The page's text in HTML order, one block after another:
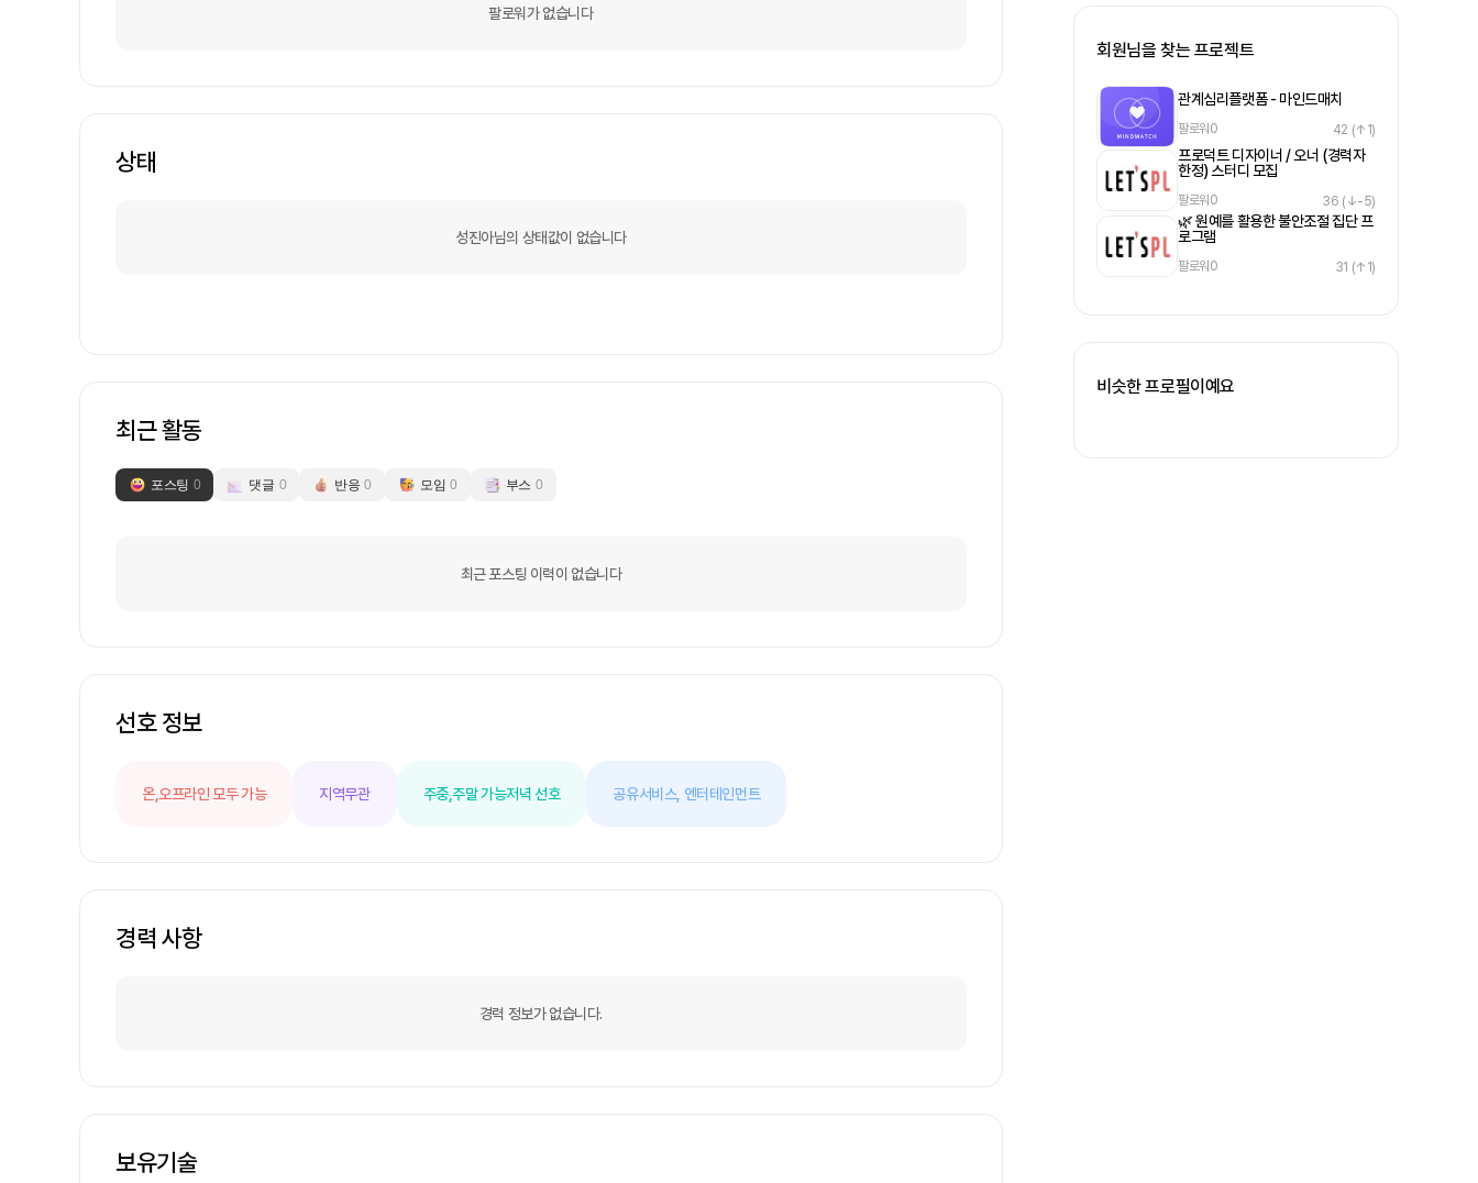
팔로워가 없습니다
상태
성진아님의 상태값이 없습니다
최근 활동
포스팅 0 댓글 0 반응 0 모임 0 부스 0
최근 포스팅 이력이 없습니다
선호 정보
온,오프라인 모두 가능 지역무관 주중,주말 가능저녁 선호 공유서비스, 엔터테인먼트
경력 사항
경력 정보가 없습니다.
보유기술
회원님을 찾는 프로젝트
관계심리플랫폼 - 마인드매치
팔로워0 42 (↑1)
프로덕트 디자이너 / 오너 (경력자
한정) 스터디 모집
팔로워0 36 (↓-5)
🌿 원예를 활용한 불안조절 집단 프
로그램
팔로워0 31 (↑1)
비슷한 프로필이예요